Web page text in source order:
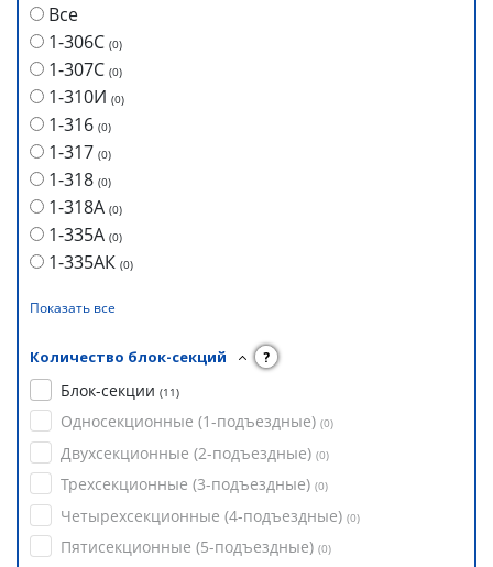
Все
1-306С (0)
1-307С (0)
1-310И (0)
1-316 (0)
1-317 (0)
1-318 (0)
1-318А (0)
1-335А (0)
1-335АК (0)
Показать все
Количество блок-секций ?
Блок-секции (11)
Односекционные (1-подъездные) (0)
Двухсекционные (2-подъездные) (0)
Трехсекционные (3-подъездные) (0)
Четырехсекционные (4-подъездные) (0)
Пятисекционные (5-подъездные) (0)